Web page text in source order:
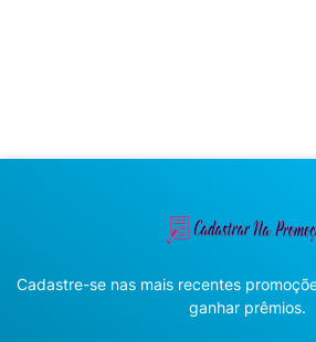
Cadastre-se nas mais recentes
ganhar prêmios.